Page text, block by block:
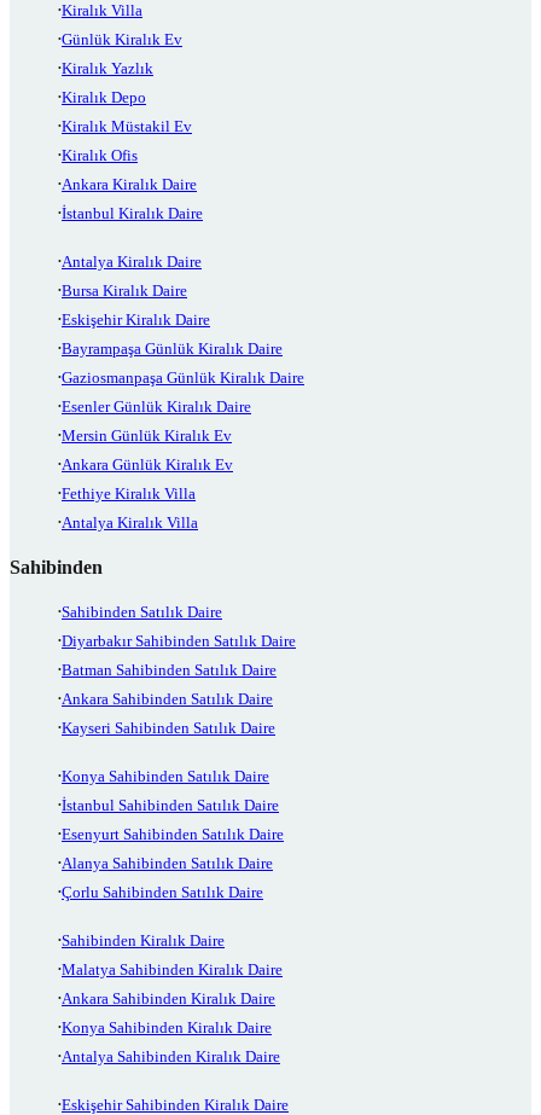
Kiralık Villa
Günlük Kiralık Ev
Kiralık Yazlık
Kiralık Depo
Kiralık Müstakil Ev
Kiralık Ofis
Ankara Kiralık Daire
İstanbul Kiralık Daire
Antalya Kiralık Daire
Bursa Kiralık Daire
Eskişehir Kiralık Daire
Bayrampaşa Günlük Kiralık Daire
Gaziosmanpaşa Günlük Kiralık Daire
Esenler Günlük Kiralık Daire
Mersin Günlük Kiralık Ev
Ankara Günlük Kiralık Ev
Fethiye Kiralık Villa
Antalya Kiralık Villa
Sahibinden
Sahibinden Satılık Daire
Diyarbakır Sahibinden Satılık Daire
Batman Sahibinden Satılık Daire
Ankara Sahibinden Satılık Daire
Kayseri Sahibinden Satılık Daire
Konya Sahibinden Satılık Daire
İstanbul Sahibinden Satılık Daire
Esenyurt Sahibinden Satılık Daire
Alanya Sahibinden Satılık Daire
Çorlu Sahibinden Satılık Daire
Sahibinden Kiralık Daire
Malatya Sahibinden Kiralık Daire
Ankara Sahibinden Kiralık Daire
Konya Sahibinden Kiralık Daire
Antalya Sahibinden Kiralık Daire
Eskişehir Sahibinden Kiralık Daire